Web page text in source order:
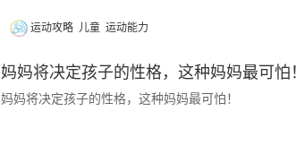
运动攻略 儿童 运动能力
妈妈将决定孩子的性格，这种妈妈最可怕
妈妈将决定孩子的性格，这种妈妈最可怕！